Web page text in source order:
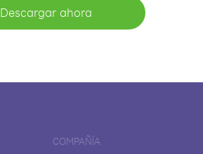
Descargar ahora
COMPAÑÍA